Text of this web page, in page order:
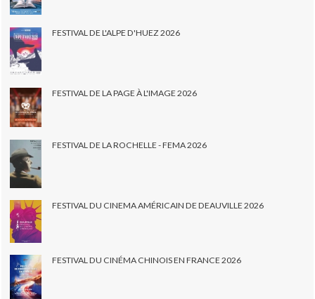
FESTIVAL DE L'ALPE D'HUEZ 2026
FESTIVAL DE LA PAGE À L'IMAGE 2026
FESTIVAL DE LA ROCHELLE - FEMA 2026
FESTIVAL DU CINEMA AMÉRICAIN DE DEAUVILLE 2026
FESTIVAL DU CINÉMA CHINOIS EN FRANCE 2026